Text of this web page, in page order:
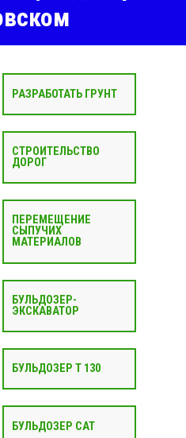
РАЗРАБОТАТЬ ГРУНТ
СТРОИТЕЛЬСТВО
ДОРОГ
ПЕРЕМЕЩЕНИЕ
СЫПУЧИХ
МАТЕРИАЛОВ
БУЛЬДОЗЕР-
ЭКСКАВАТОР
БУЛЬДОЗЕР Т 130
БУЛЬДОЗЕР CAT